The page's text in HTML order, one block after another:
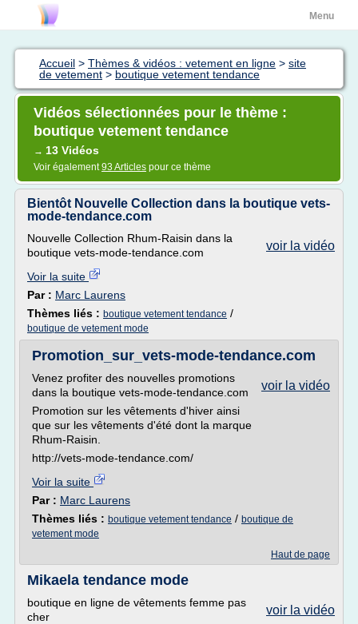
Menu
Accueil > Thèmes & vidéos : vetement en ligne > site
de vetement > boutique vetement tendance
Vidéos sélectionnées pour le thème :
boutique vetement tendance
→ 13 Vidéos
Voir également93 Articles pour ce thème
Bientôt Nouvelle Collection dans la boutique vets-
mode-tendance.com
voir la vidéo
Nouvelle Collection Rhum-Raisin dans la
boutique vets-mode-tendance.com
Voir la suite
Par : Marc Laurens
Thèmes liés : boutique vetement tendance /
boutique de vetement mode
Promotion_sur_vets-mode-tendance.com
voir la vidéo
Venez profiter des nouvelles promotions
dans la boutique vets-mode-tendance.com
Promotion sur les vêtements d'hiver ainsi
que sur les vêtements d'été dont la marque
Rhum-Raisin.
http://vets-mode-tendance.com/
Voir la suite
Par : Marc Laurens
Thèmes liés : boutique vetement tendance / boutique de
vetement mode
Haut de page
Mikaela tendance mode
voir la vidéo
boutique en ligne de vêtements femme pas
cher